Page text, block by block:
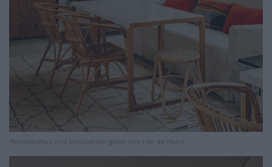
Minimalismus und Verspieltheit geben sich hier die Hand.